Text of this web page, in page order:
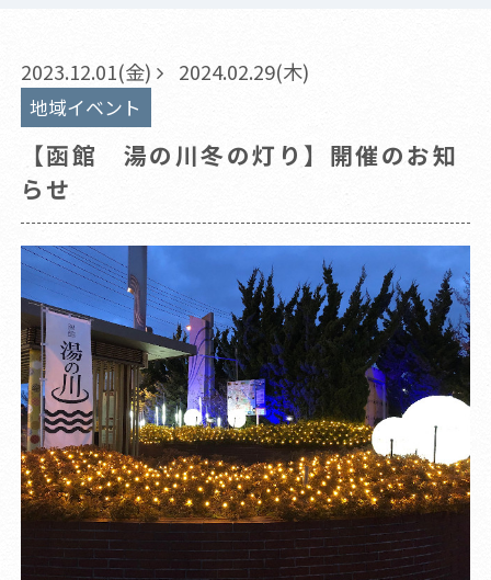
2023.12.01(金) 2024.02.29(木)
地域イベント
【函館 湯の川冬の灯り】開催のお知
らせ